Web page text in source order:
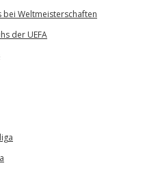
bei Weltmeisterschaften
der UEFA